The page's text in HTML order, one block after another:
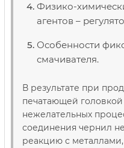
Физико-
агентов –
Особенности
смачивателя.
В результате при
печатающей
нежелательных
соединения чернил
реакцию с металлами,